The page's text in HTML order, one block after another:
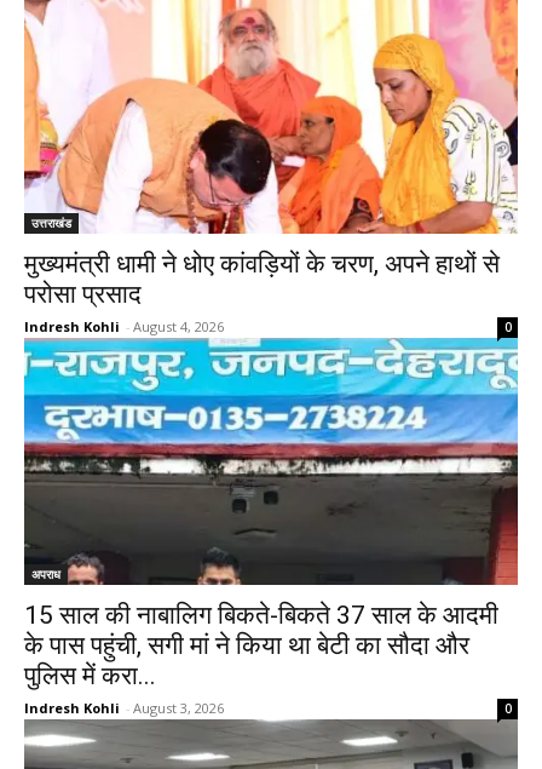
उत्तराखंड
मुख्यमंत्री धामी ने धोए कांवड़ियों के चरण, अपने हाथों से
परोसा प्रसाद
Indresh Kohli - August 4, 2026 0
अपराध
15 साल की नाबालिग बिकते-बिकते 37 साल के आदमी
के पास पहुंची, सगी मां ने किया था बेटी का सौदा और
पुलिस में करा...
Indresh Kohli - August 3, 2026 0